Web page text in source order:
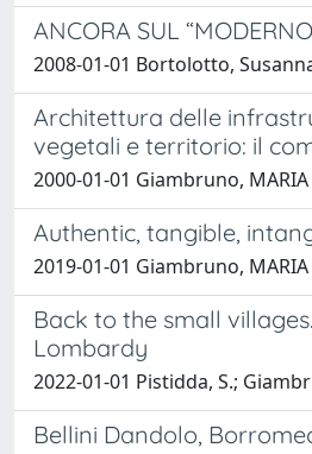
ANCORA SUL
2008-01-01 Bortolotto,
Architettura delle
vegetali e territorio: il
2000-01-01 Giambruno, MARIA
Authentic, tangible,
2019-01-01 Giambruno, MARIA
Back to the small
Lombardy
2022-01-01 Pistidda, S.;
Bellini Dandolo,